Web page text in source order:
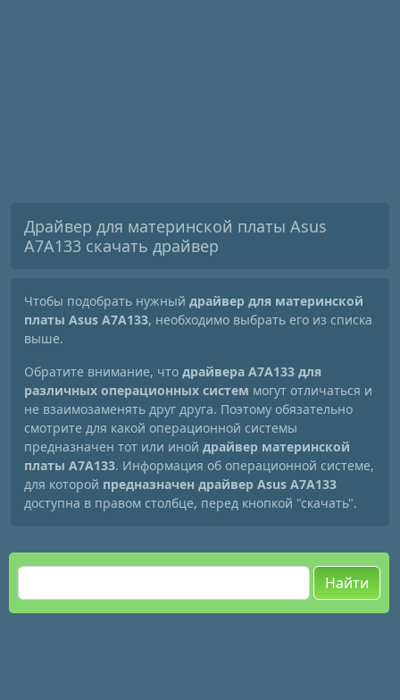
Драйвер для материнской платы Asus
A7A133 скачать драйвер
Чтобы подобрать нужный драйвер для материнской
платы Asus A7A133, необходимо выбрать его из списка
выше.
Обратите внимание, что драйвера A7A133 для
различных операционных систем могут отличаться и
не взаимозаменять друг друга. Поэтому обязательно
смотрите для какой операционной системы
предназначен тот или иной драйвер материнской
платы A7A133. Информация об операционной системе,
для которой предназначен драйвер Asus A7A133
доступна в правом столбце, перед кнопкой "скачать".
Найти